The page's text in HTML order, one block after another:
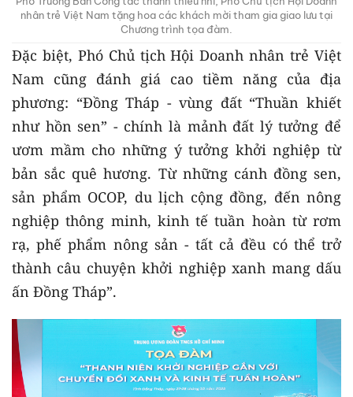
nhân trẻ Việt Nam tặng hoa các khách mời tham gia giao lưu tại
Chương trình tọa đàm.
Đặc biệt, Phó Chủ tịch Hội Doanh nhân trẻ Việt
Nam cũng đánh giá cao tiềm năng của địa
phương: “Đồng Tháp - vùng đất “Thuần khiết
như hồn sen” - chính là mảnh đất lý tưởng để
ươm mầm cho những ý tưởng khởi nghiệp từ
bản sắc quê hương. Từ những cánh đồng sen,
sản phẩm OCOP, du lịch cộng đồng, đến nông
nghiệp thông minh, kinh tế tuần hoàn từ rơm
rạ, phế phẩm nông sản - tất cả đều có thể trở
thành câu chuyện khởi nghiệp xanh mang dấu
ấn Đồng Tháp”.